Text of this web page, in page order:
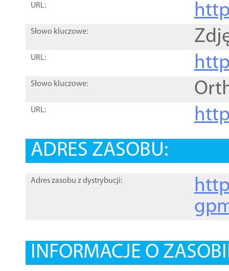
URL:
Słowo kluczowe:
URL:
Słowo kluczowe:
URL:
ADRES ZASOBU:
Adres zasobu z dystrybucji:
INFORMACJE O